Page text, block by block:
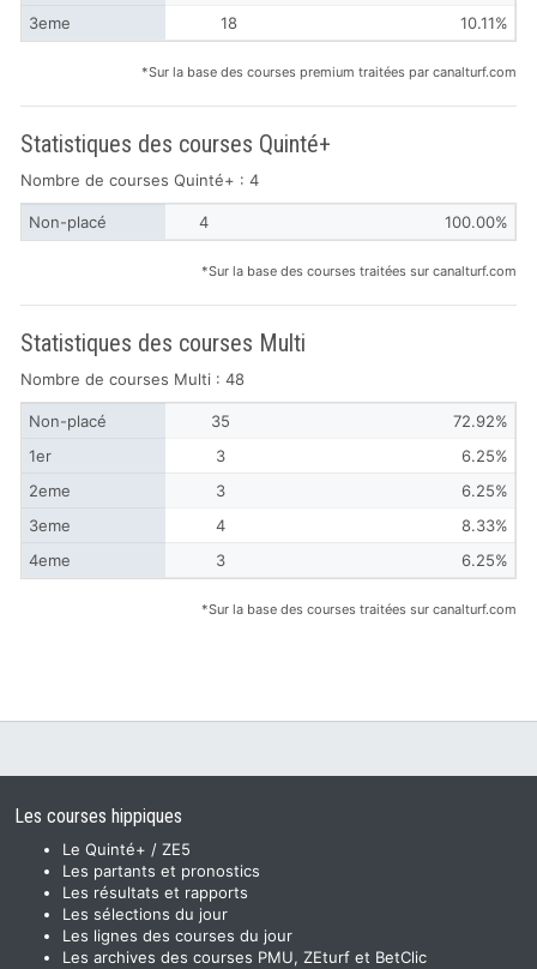
3eme
18 10.11%
*Sur la base des courses premium traitées par canalturf.com
Statistiques des courses Quinté+
Nombre de courses Quinté+ : 4
Non-placé 4 100.00%
*Sur la base des courses traitées sur canalturf.com
Statistiques des courses Multi
Nombre de courses Multi : 48
Non-placé 35
72.92%
1er
3
6.25%
2eme
3
6.25%
3eme
4
8.33%
4eme
3 6.25%
*Sur la base des courses traitées sur canalturf.com
Les courses hippiques
Le Quinté+ / ZE5
Les partants et pronostics
Les résultats et rapports
Les sélections du jour
Les lignes des courses du jour
Les archives des courses PMU, ZEturf et BetClic